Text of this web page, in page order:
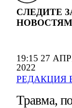
19:15 27
2022
РЕДАКЦИЯ
СЛЕДИТЕ
Травма,